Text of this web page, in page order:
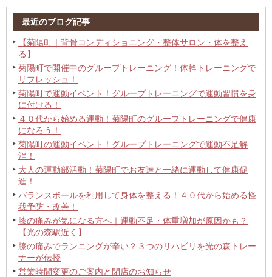
最近のブログ記事
【菊陽町｜背骨コンディショニング・整体サロン・体を整え
る】
菊陽町で開催中のグループトレーニング！体幹トレーニングで
リフレッシュ！
菊陽町で運動イベント！グループトレーニングで運動習慣を身
に付ける！
４０代から始める運動！菊陽町のグループトレーニングで健康
になろう！
菊陽町の運動イベント！グループトレーニングで運動不足解
消！
大人の運動部活動！菊陽町でお友達と一緒に運動して健康促
進！
バランスボールを利用して身体を整える！４０代から始める怪
我予防・改善！
膝の痛みが気になる方へ｜運動不足・体重増加が原因かも？
【光の森駅近く】
膝の痛みでランニングが辛い？３つのリハビリを光の森トレー
ナーが伝授
営業時間変更のご案内と閉店のお知らせ